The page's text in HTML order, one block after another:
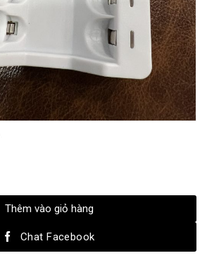
Thêm vào giỏ hàng
Chat Facebook